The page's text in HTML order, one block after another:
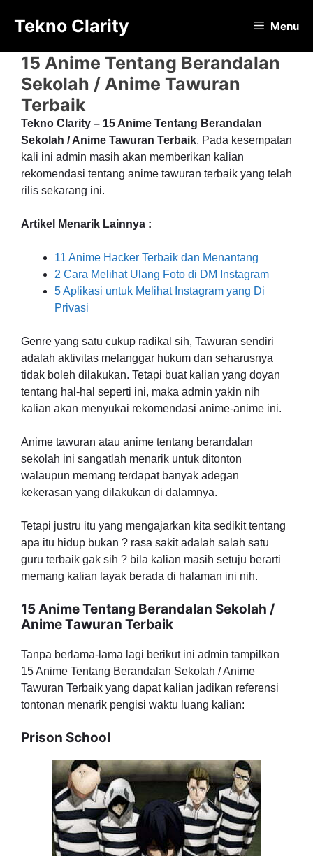
Tekno Clarity Menu
15 Anime Tentang Berandalan
Sekolah / Anime Tawuran
Terbaik
Tekno Clarity – 15 Anime Tentang Berandalan
Sekolah / Anime Tawuran Terbaik, Pada kesempatan
kali ini admin masih akan memberikan kalian
rekomendasi tentang anime tawuran terbaik yang telah
rilis sekarang ini.
Artikel Menarik Lainnya :
11 Anime Hacker Terbaik dan Menantang
2 Cara Melihat Ulang Foto di DM Instagram
5 Aplikasi untuk Melihat Instagram yang Di
Privasi
Genre yang satu cukup radikal sih, Tawuran sendiri
adalah aktivitas melanggar hukum dan seharusnya
tidak boleh dilakukan. Tetapi buat kalian yang doyan
tentang hal-hal seperti ini, maka admin yakin nih
kalian akan menyukai rekomendasi anime-anime ini.
Anime tawuran atau anime tentang berandalan
sekolah ini sangatlah menarik untuk ditonton
walaupun memang terdapat banyak adegan
kekerasan yang dilakukan di dalamnya.
Tetapi justru itu yang mengajarkan kita sedikit tentang
apa itu hidup bukan ? rasa sakit adalah salah satu
guru terbaik gak sih ? bila kalian masih setuju berarti
memang kalian layak berada di halaman ini nih.
15 Anime Tentang Berandalan Sekolah /
Anime Tawuran Terbaik
Tanpa berlama-lama lagi berikut ini admin tampilkan
15 Anime Tentang Berandalan Sekolah / Anime
Tawuran Terbaik yang dapat kalian jadikan referensi
tontonan menarik pengisi waktu luang kalian:
Prison School